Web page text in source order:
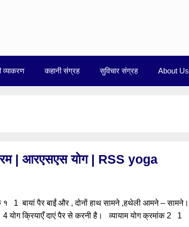
व्याकरण कहानी संग्रह सुविचार संग्रह About Us
| आरएसएस योग | RSS yoga
१ 1 बायां पैर बाईं और , दोनों हाथ सामने ,हथेली आमने – सामने।
योग क्रियाएँ दाएं पैर से करनी है। व्यायाम योग क्रमांक 2 1